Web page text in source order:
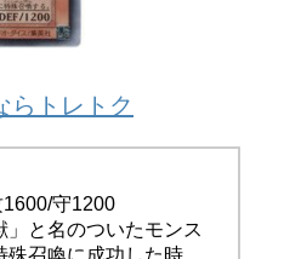
らトレトク
守1200
」と名のついたモンス
召喚に成功した時、